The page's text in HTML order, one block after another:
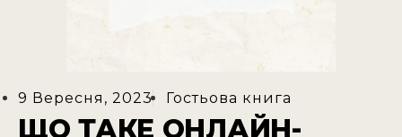
9 Вересня, 2023 Гостьова книга
ЩО ТАКЕ ОНЛАЙН-